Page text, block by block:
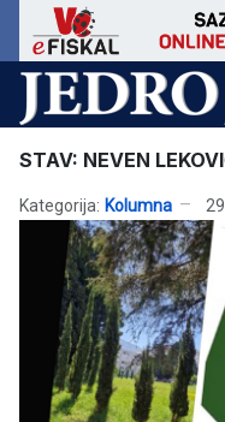
STAV: NEVEN
Kategorija: Kolumna